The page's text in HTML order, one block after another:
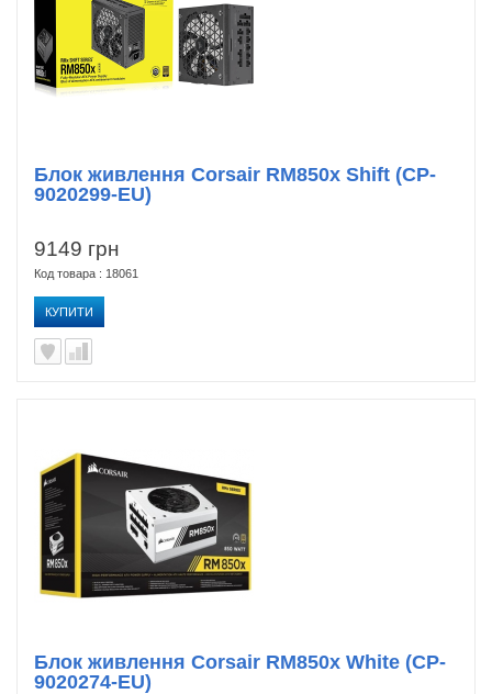
9149 грн
Код товара : 18061
КУПИТИ
Блок живлення Corsair RM850x Shift (CP-
9020299-EU)
Блок живлення Corsair RM850x White (CP-
9020274-EU)